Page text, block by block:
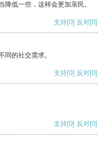
低一些，这样会更加亲民。
支持[0] 反对[0]
同的社交需求。
支持[0] 反对[0]
支持[0] 反对[0]